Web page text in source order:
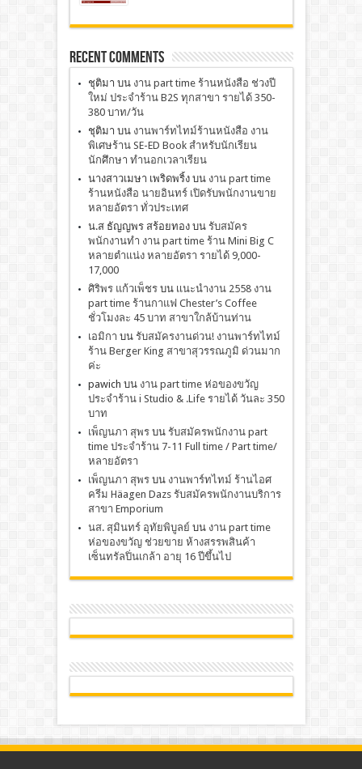
Recent Comments
ชุติมา บน งาน part time ร้านหนังสือ ช่วงปี
ใหม่ ประจำร้าน B2S ทุกสาขา รายได้ 350-
380 บาท/วัน
ชุติมา บน งานพาร์ทไทม์ร้านหนังสือ งาน
พิเศษร้าน SE-ED Book สำหรับนักเรียน
นักศึกษา ทำนอกเวลาเรียน
นางสาวเมษา เพริดพริ้งบน งาน part time
ร้านหนังสือ นายอินทร์ เปิดรับพนักงานขาย
หลายอัตรา ทั่วประเทศ
น.ส ธัญญพร สร้อยทองบน รับสมัคร
พนักงานทำ งาน part time ร้าน Mini Big C
หลายตำแน่ง หลายอัตรา รายได้ 9,000-
17,000
ศิริพร แก้วเพ็ชรบน เเนะนำงาน 2558 งาน
part time ร้านกาแฟ Chester’s Coffee
ชั่วโมงละ 45 บาท สาขาใกล้บ้านท่าน
เอมิกา บน รับสมัครงานด่วน! งานพาร์ทไทม์
ร้าน Berger King สาขาสุวรรณภูมิ ด่วนมาก
ค่ะ
pawich บน งาน part time ห่อของขวัญ
ประจำร้าน i Studio & .Life รายได้ วันละ 350
บาท
เพ็ญนภา สุพรบน รับสมัครพนักงาน part
time ประจำร้าน 7-11 Full time / Part time/
หลายอัตรา
เพ็ญนภา สุพรบน งานพาร์ทไทม์ ร้านไอศ
ครีม Häagen Dazs รับสมัครพนักงานบริการ
สาขา Emporium
นส. สุมินทร์ อุทัยพิบูลย์ บน งาน part time
ห่อของขวัญ ช่วยขาย ห้างสรรพสินค้า
เซ็นทรัลปิ่นเกล้า อายุ 16 ปีขึ้นไป